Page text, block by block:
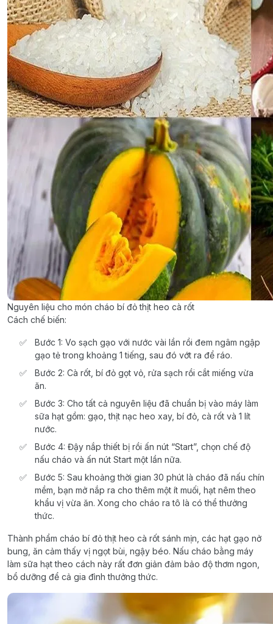
Nguyên liệu cho món cháo bí đỏ thịt heo cà rốt
Cách chế biến:
Bước 1: Vo sạch gạo với nước vài lần rồi đem ngâm ngập
gạo tẻ trong khoảng 1 tiếng, sau đó vớt ra để ráo.
Bước 2: Cà rốt, bí đỏ gọt vỏ, rửa sạch rồi cắt miếng vừa
ăn.
Bước 3: Cho tất cả nguyên liệu đã chuẩn bị vào máy làm
sữa hạt gồm: gạo, thịt nạc heo xay, bí đỏ, cà rốt và 1 lít
nước.
Bước 4: Đậy nắp thiết bị rồi ấn nút “Start”, chọn chế độ
nấu cháo và ấn nút Start một lần nữa.
Bước 5: Sau khoảng thời gian 30 phút là cháo đã nấu chín
mềm, bạn mở nắp ra cho thêm một ít muối, hạt nêm theo
khẩu vị vừa ăn. Xong cho cháo ra tô là có thể thưởng
thức.
Thành phẩm cháo bí đỏ thịt heo cà rốt sánh mịn, các hạt gạo nở
bung, ăn cảm thấy vị ngọt bùi, ngậy béo. Nấu cháo bằng máy
làm sữa hạt theo cách này rất đơn giản đảm bảo độ thơm ngon,
bổ dưỡng để cả gia đình thưởng thức.